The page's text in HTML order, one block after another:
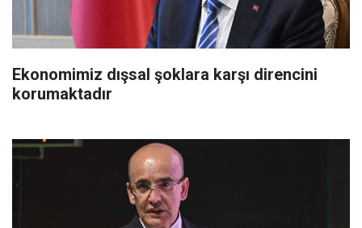
Ekonomimiz dışsal şoklara karşı direncini
korumaktadır